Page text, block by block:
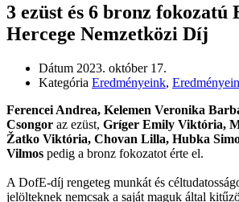
3 ezüst és 6 bronz fokozatú
Hercege Nemzetközi Díj
Dátum 2023. október 17.
Kategória Eredményeink,
Ferencei Andrea, Kelemen Veronika
Csongor az ezüst, Gríger Emily Viktória,
Žatko Viktória, Chovan Lilla, Hubka
Vilmos pedig a bronz fokozatot érte el.
A DofE-díj rengeteg munkát és
jelölteknek nemcsak a saját maguk által